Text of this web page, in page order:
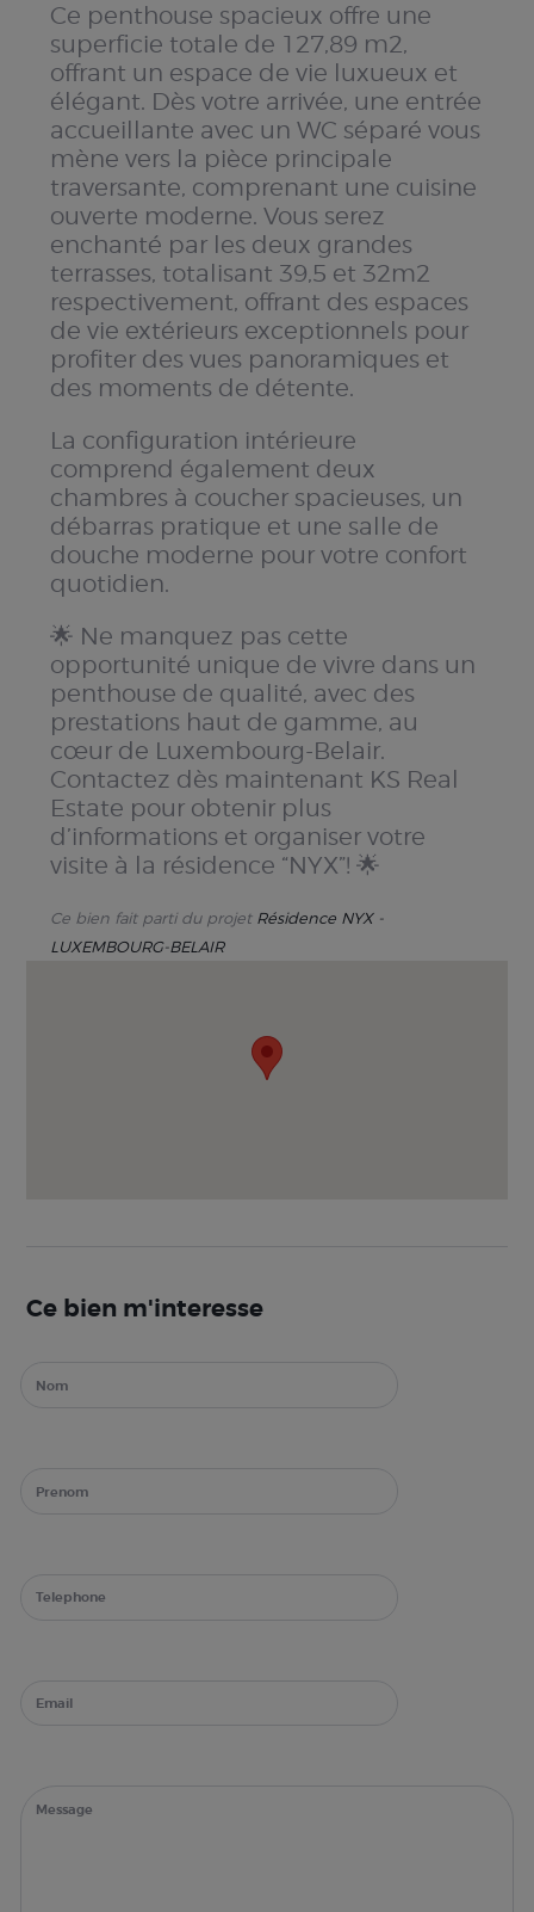
Ce penthouse spacieux offre une
superficie totale de 127,89 m2,
offrant un espace de vie luxueux et
élégant. Dès votre arrivée, une entrée
accueillante avec un WC séparé vous
mène vers la pièce principale
traversante, comprenant une cuisine
ouverte moderne. Vous serez
enchanté par les deux grandes
terrasses, totalisant 39,5 et 32m2
respectivement, offrant des espaces
de vie extérieurs exceptionnels pour
profiter des vues panoramiques et
des moments de détente.
La configuration intérieure
comprend également deux
chambres à coucher spacieuses, un
débarras pratique et une salle de
douche moderne pour votre confort
quotidien.
🌟 Ne manquez pas cette
opportunité unique de vivre dans un
penthouse de qualité, avec des
prestations haut de gamme, au
cœur de Luxembourg-Belair.
Contactez dès maintenant KS Real
Estate pour obtenir plus
d’informations et organiser votre
visite à la résidence “NYX”! 🌟
Ce bien fait parti du projet Résidence NYX -
LUXEMBOURG-BELAIR
Ce bien m'interesse